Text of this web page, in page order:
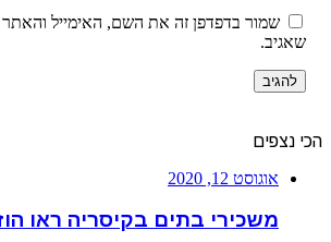
שמור בדפדפן זה את השם, האימייל
שאגיב.
הכי נצפים
אוגוסט 12, 2020
משכירי בתים בקיסריה ראו